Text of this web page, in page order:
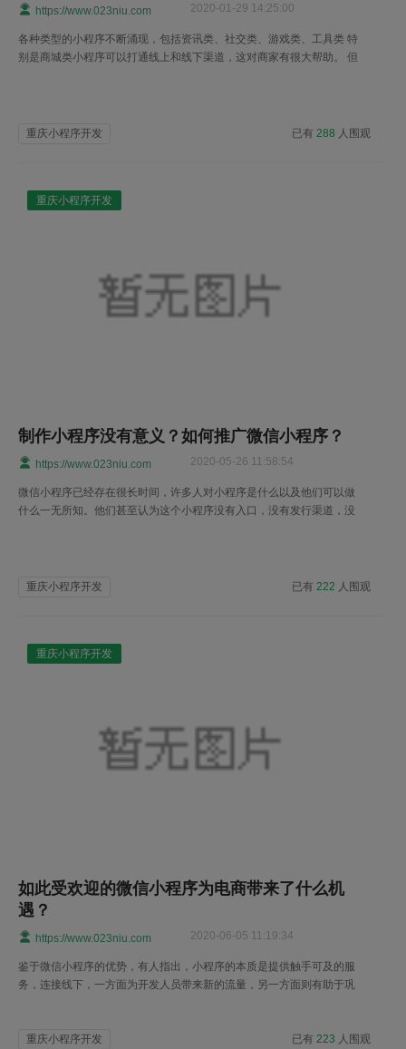
https://www.023niu.com 2020-01-29 14:25:00
各种类型的小程序不断涌现，包括资讯类、社交类、游戏类、工具类 特
别是商城类小程序可以打通线上和线下渠道，这对商家有很大帮助。 但
重庆小程序开发 已有288 人围观
重庆小程序开发
制作小程序没有意义？如何推广微信小程序？
https://www.023niu.com 2020-05-26 11:58:54
微信小程序已经存在很长时间，许多人对小程序是什么以及他们可以做
什么一无所知。他们甚至认为这个小程序没有入口，没有发行渠道，没
重庆小程序开发 已有 222 人围观
重庆小程序开发
如此受欢迎的微信小程序为电商带来了什么机
遇？
https://www.023niu.com 2020-06-05 11:19:34
鉴于微信小程序的优势，有人指出，小程序的本质是提供触手可及的服
务，连接线下，一方面为开发人员带来新的流量，另一方面则有助于巩
重庆小程序开发 已有223 人围观